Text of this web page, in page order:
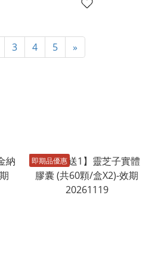
3 4 5 »
即期品優惠